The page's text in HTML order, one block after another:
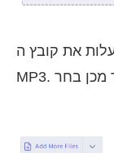
את קובץ ה-